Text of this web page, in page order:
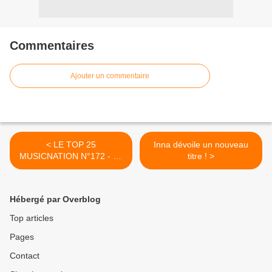
Commentaires
Ajouter un commentaire
< LE TOP 25
MUSICNATION N°172 - 23
Septembre 2018
Inna dévoile un nouveau
titre ! >
Hébergé par Overblog
Top articles
Pages
Contact